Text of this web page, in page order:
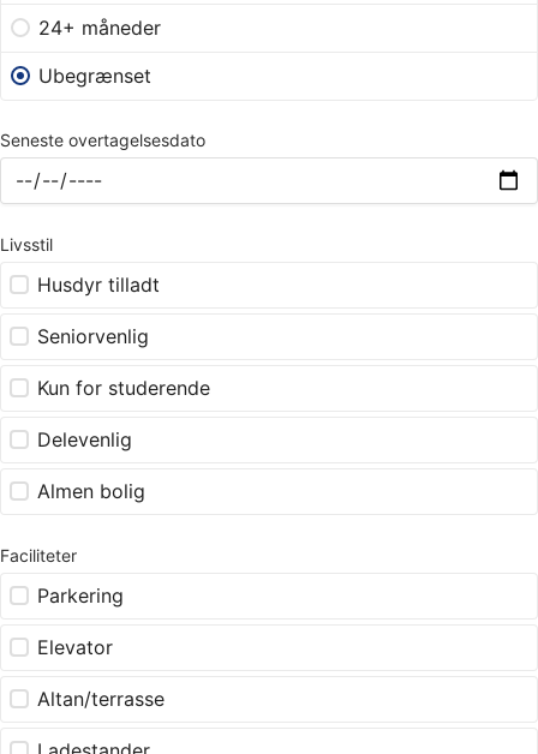
24+ måneder
Ubegrænset
Seneste overtagelsesdato
Livsstil
Husdyr tilladt
Seniorvenlig
Kun for studerende
Delevenlig
Almen bolig
Faciliteter
Parkering
Elevator
Altan/terrasse